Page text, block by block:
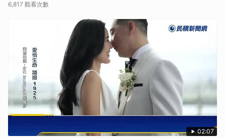
6,817 觀看次數
02:07